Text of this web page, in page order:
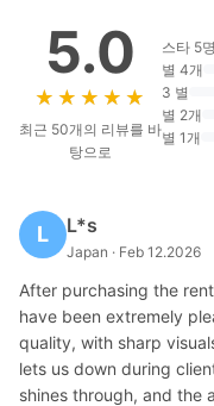
5.0
★★★★★
★★★★★
최근 50개의 리뷰를 바
탕으로
스타 5명
별 4개
3 별
별 2개
별 1개
L L*s
Japan · Feb 12.2026
After purchasing the
have been extremely
quality, with sharp
lets us down during
shines through, and the